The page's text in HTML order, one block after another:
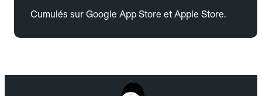
Cumulés sur Google App Store et Apple Store.